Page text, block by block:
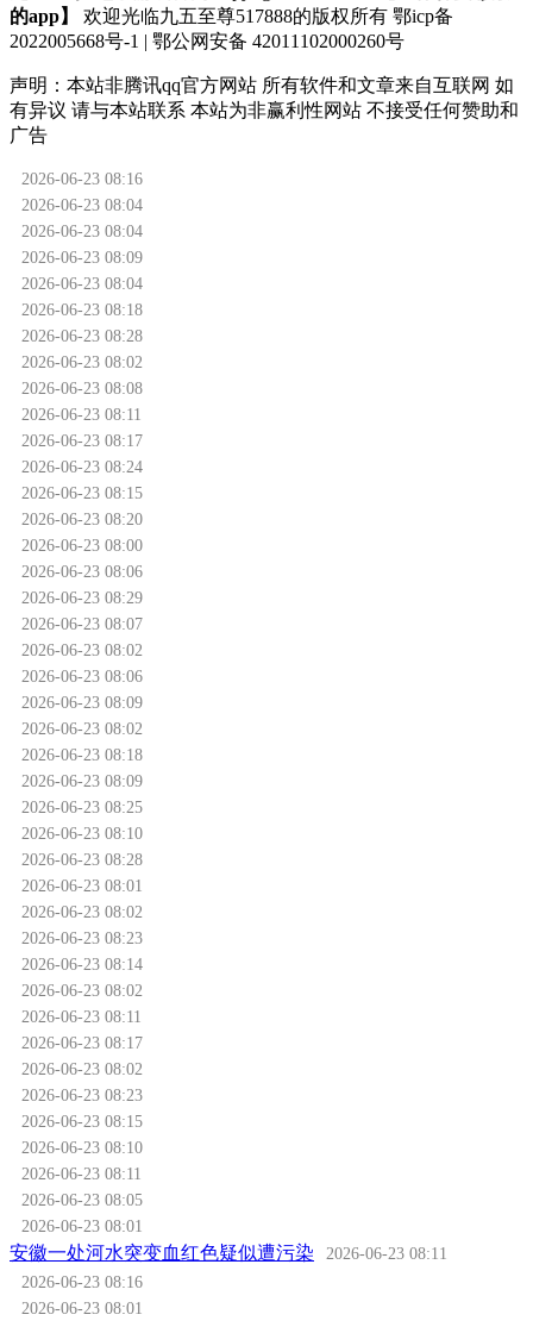
的app】
欢迎光临九五至尊517888的版权所有 鄂icp备
2022005668号-1 | 鄂公网安备 42011102000260号
声明： 本站非腾讯qq官方网站 所有软件和文章来自互联网 如
有异议 请与本站联系 本站为非赢利性网站 不接受任何赞助和
广告
2026-06-23 08:16
2026-06-23 08:04
2026-06-23 08:04
2026-06-23 08:09
2026-06-23 08:04
2026-06-23 08:18
2026-06-23 08:28
2026-06-23 08:02
2026-06-23 08:08
2026-06-23 08:11
2026-06-23 08:17
2026-06-23 08:24
2026-06-23 08:15
2026-06-23 08:20
2026-06-23 08:00
2026-06-23 08:06
2026-06-23 08:29
2026-06-23 08:07
2026-06-23 08:02
2026-06-23 08:06
2026-06-23 08:09
2026-06-23 08:02
2026-06-23 08:18
2026-06-23 08:09
2026-06-23 08:25
2026-06-23 08:10
2026-06-23 08:28
2026-06-23 08:01
2026-06-23 08:02
2026-06-23 08:23
2026-06-23 08:14
2026-06-23 08:02
2026-06-23 08:11
2026-06-23 08:17
2026-06-23 08:02
2026-06-23 08:23
2026-06-23 08:15
2026-06-23 08:10
2026-06-23 08:11
2026-06-23 08:05
2026-06-23 08:01
安徽一处河水突变血红色疑似遭污染
2026-06-23 08:11
2026-06-23 08:16
2026-06-23 08:01